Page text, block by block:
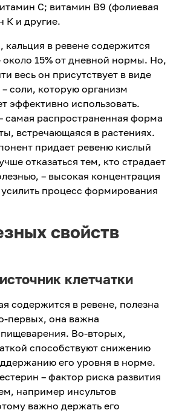
С; витамин В9 (фолиевая
К и другие.
кальция в ревене содержится
около 15% от дневной нормы. Но,
весь он присутствует в виде
– соли, которую организм
эффективно использовать.
самая распространенная форма
встречающаяся в растениях.
придает ревеню кислый
отказаться тем, кто страдает
– высокая концентрация
процесс формирования
свойств
клетчатки
содержится в ревене, полезна
первых, она важна
Во-вторых,
способствуют снижению
его уровня в норме.
– фактор риска развития
например инсультов
важно держать его